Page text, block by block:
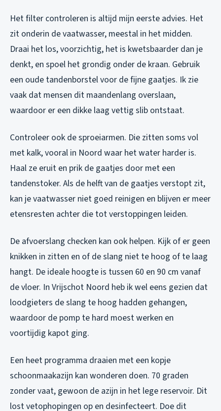
Het filter controleren is altijd mijn eerste advies. Het
zit onderin de vaatwasser, meestal in het midden.
Draai het los, voorzichtig, het is kwetsbaarder dan je
denkt, en spoel het grondig onder de kraan. Gebruik
een oude tandenborstel voor de fijne gaatjes. Ik zie
vaak dat mensen dit maandenlang overslaan,
waardoor er een dikke laag vettig slib ontstaat.
Controleer ook de sproeiarmen. Die zitten soms vol
met kalk, vooral in Noord waar het water harder is.
Haal ze eruit en prik de gaatjes door met een
tandenstoker. Als de helft van de gaatjes verstopt zit,
kan je vaatwasser niet goed reinigen en blijven er meer
etensresten achter die tot verstoppingen leiden.
De afvoerslang checken kan ook helpen. Kijk of er geen
knikken in zitten en of de slang niet te hoog of te laag
hangt. De ideale hoogte is tussen 60 en 90 cm vanaf
de vloer. In Vrijschot Noord heb ik wel eens gezien dat
loodgieters de slang te hoog hadden gehangen,
waardoor de pomp te hard moest werken en
voortijdig kapot ging.
Een heet programma draaien met een kopje
schoonmaakazijn kan wonderen doen. 70 graden
zonder vaat, gewoon de azijn in het lege reservoir. Dit
lost vetophopingen op en desinfecteert. Doe dit